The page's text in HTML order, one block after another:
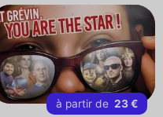
à partir de 23 €